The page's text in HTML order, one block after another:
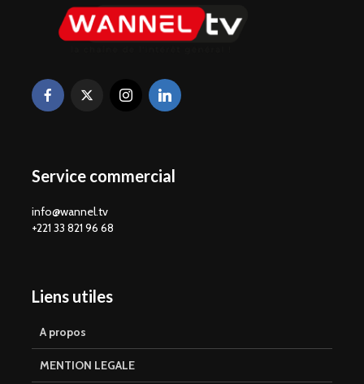
Service commercial
info@wannel.tv
+221 33 821 96 68
Liens utiles
A propos
MENTION LEGALE